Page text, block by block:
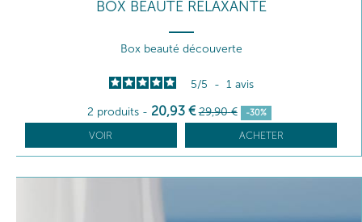
BOX BEAUTÉ RELAXANTE
Box beauté découverte
5/5 - 1 avis
2 produits - 20,93 € 29,90 € -30%
VOIR ACHETER